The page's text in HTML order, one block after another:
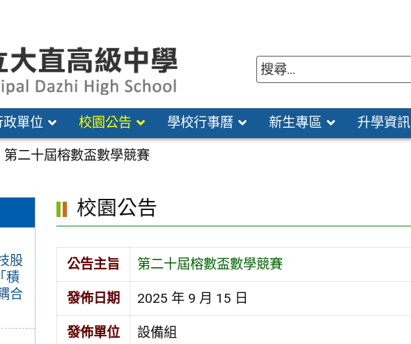
政單位 校園公告 學校行事曆 新生專區 升學資訊
第二十屆榕數盃數學競賽
股
積
合
校園公告
公告主旨 第二十屆榕數盃數學競賽
發佈日期 2025 年 9 月 15 日
發佈單位 設備組